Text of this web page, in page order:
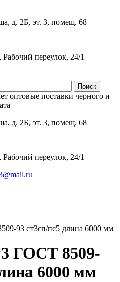
д. 2Б, эт. 3, помещ. 68
переулок, 24/1
Поиск
оптовые поставки черного и
д. 2Б, эт. 3, помещ. 68
переулок, 24/1
93 ст3сп/пс5 длина 6000 мм
ГОСТ 8509-
6000 мм